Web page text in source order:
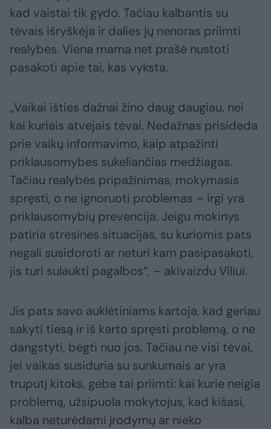
kad vaistai tik gydo. Tačiau kalbantis su
tėvais išryškėja ir dalies jų nenoras priimti
realybės. Viena mama net prašė nustoti
pasakoti apie tai, kas vyksta.
„Vaikai išties dažnai žino daug daugiau, nei
kai kuriais atvejais tėvai. Nedažnas prisideda
prie vaikų informavimo, kaip atpažinti
priklausomybes sukeliančias medžiagas.
Tačiau realybės pripažinimas, mokymasis
spręsti, o ne ignoruoti problemas – irgi yra
priklausomybių prevencija. Jeigu mokinys
patiria stresines situacijas, su kuriomis pats
negali susidoroti ar neturi kam pasipasakoti,
jis turi sulaukti pagalbos“, – akivaizdu Viliui.
Jis pats savo auklėtiniams kartoja, kad geriau
sakyti tiesą ir iš karto spręsti problemą, o ne
dangstyti, bėgti nuo jos. Tačiau ne visi tėvai,
jei vaikas susiduria su sunkumais ar yra
truputį kitoks, geba tai priimti: kai kurie neigia
problemą, užsipuola mokytojus, kad kišasi,
kalba neturėdami įrodymų ar nieko